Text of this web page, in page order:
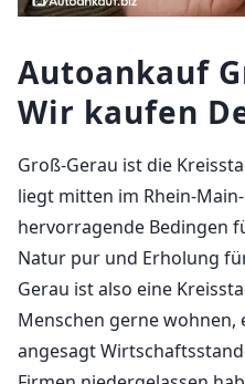
Autoankauf
Wir kaufen
Groß-Gerau ist die
liegt mitten im Rhein-
hervorragende Bedingen
Natur pur und Erholung
Gerau ist also eine
Menschen gerne wohnen,
angesagt